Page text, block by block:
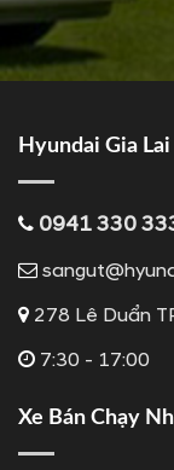
Hyundai Gia Lai
0941 330
278 Lê Duẩn
7:30 - 17:00
Xe Bán Chạy